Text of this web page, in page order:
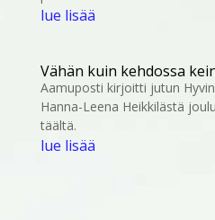
lue lisää
Vähän kuin kehdossa
Aamuposti kirjoitti jutun
Hanna-Leena Heikkilästä
täältä.
lue lisää